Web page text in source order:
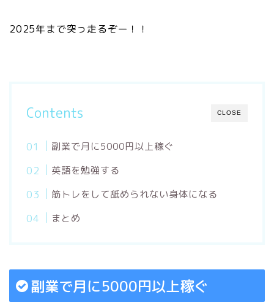
2025年まで突っ走るぞー！！
CLOSE
Contents
副業で月に5000円以上稼ぐ
英語を勉強する
筋トレをして舐められない身体になる
まとめ
副業で月に5000円以上稼ぐ